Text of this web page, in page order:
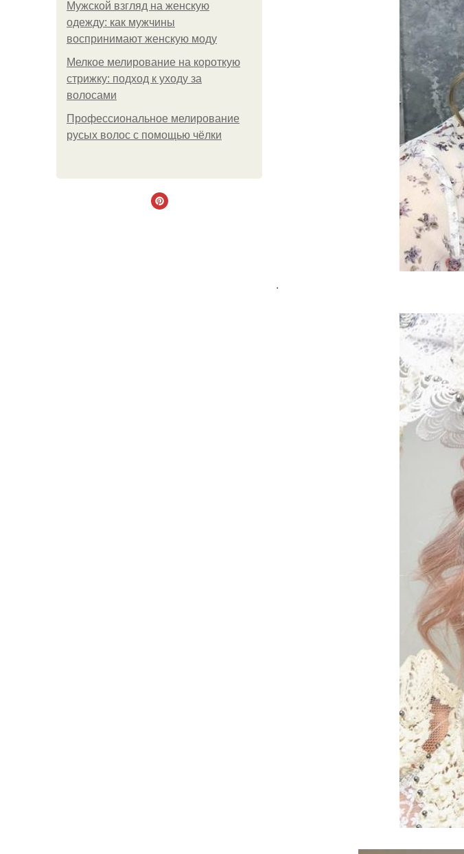
Мужской взгляд на женскую
одежду: как мужчины
воспринимают женскую моду
Мелкое мелирование на короткую
стрижку: подход к уходу за
волосами
Профессиональное мелирование
русых волос с помощью чёлки
.